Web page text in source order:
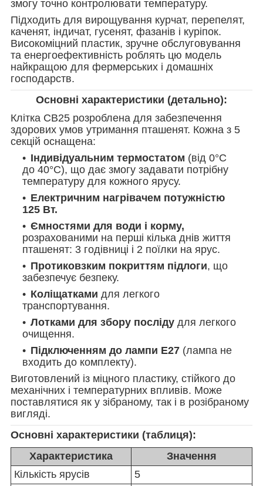
змогу точно контролювати температуру.
Підходить для вирощування курчат, перепелят,
каченят, індичат, гусенят, фазанів і куріпок.
Високоміцний пластик, зручне обслуговування
та енергоефективність роблять цю модель
найкращою для фермерських і домашніх
господарств.
Основні характеристики (детально):
Клітка CB25 розроблена для забезпечення
здорових умов утримання пташенят. Кожна з 5
секцій оснащена:
Індивідуальним термостатом (від 0°C
до 40°C), що дає змогу задавати потрібну
температуру для кожного ярусу.
Електричним нагрівачем потужністю
125 Вт.
Ємностями для води і корму,
розрахованими на перші кілька днів життя
пташенят: 3 годівниці і 2 поїлки на ярус.
Протиковзким покриттям підлоги, що
забезпечує безпеку.
Коліщатками для легкого
транспортування.
Лотками для збору посліду для легкого
очищення.
Підключенням до лампи E27 (лампа не
входить до комплекту).
Виготовлений із міцного пластику, стійкого до
механічних і температурних впливів. Може
поставлятися як у зібраному, так і в розібраному
вигляді.
Основні характеристики (таблиця):
Характеристика
Значення
Кількість ярусів
5